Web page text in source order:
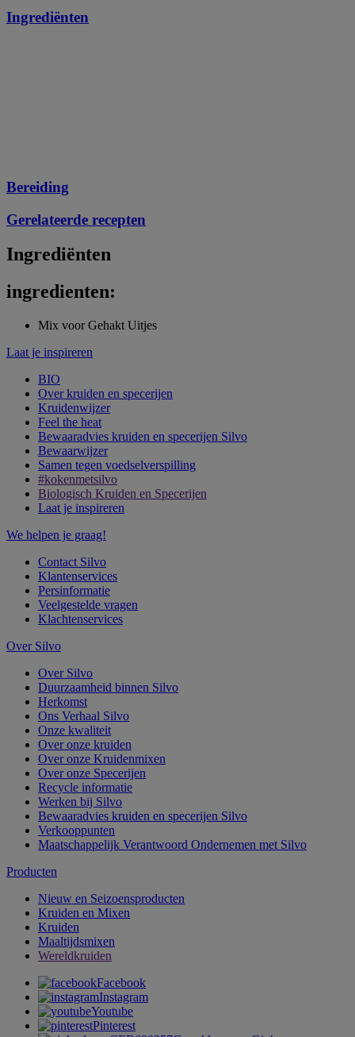
Ingrediënten
Bereiding
Gerelateerde recepten
Ingrediënten
ingredienten:
Mix voor Gehakt Uitjes
Laat je inspireren
BIO
Over kruiden en specerijen
Kruidenwijzer
Feel the heat
Bewaaradvies kruiden en specerijen Silvo
Bewaarwijzer
Samen tegen voedselverspilling
#kokenmetsilvo
Biologisch Kruiden en Specerijen
Laat je inspireren
We helpen je graag!
Contact Silvo
Klantenservices
Persinformatie
Veelgestelde vragen
Klachtenservices
Over Silvo
Over Silvo
Duurzaamheid binnen Silvo
Herkomst
Ons Verhaal Silvo
Onze kwaliteit
Over onze kruiden
Over onze Kruidenmixen
Over onze Specerijen
Recycle informatie
Werken bij Silvo
Bewaaradvies kruiden en specerijen Silvo
Verkooppunten
Maatschappelijk Verantwoord Ondernemen met Silvo
Producten
Nieuw en Seizoensproducten
Kruiden en Mixen
Kruiden
Maaltijdsmixen
Wereldkruiden
Facebook
Instagram
Youtube
Pinterest